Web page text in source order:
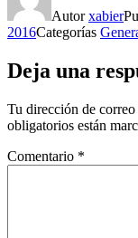
Autorxabier
2016Categorías
Deja una
Tu dirección de
obligatorios están
Comentario *